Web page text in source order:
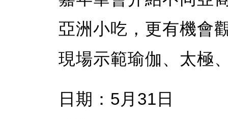
亞洲小吃，更有機會
現場示範瑜伽、太極
日期：5月31日